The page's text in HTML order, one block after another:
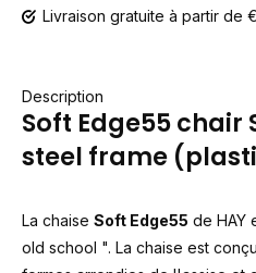
Livraison gratuite à partir de
Description
Soft Edge55 chair
steel frame
La chaise Soft Edge55 de HAY
old school ". La chaise est